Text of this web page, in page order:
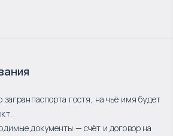
загранпаспорта гостя, на чьё имя будет
документы — счёт и договор на